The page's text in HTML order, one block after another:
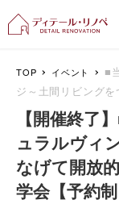
TOP イベント
■
ジ～土間リビング
【開催終了
ュラルヴィ
なげて開放
学会【予約制